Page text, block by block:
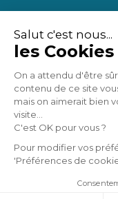
Salut c'est nous...
les Cookies
On a attendu d'être
contenu de ce site
mais on aimerait bien
visite...
C'est OK pour vous ?
Pour modifier vos
'Préférences de